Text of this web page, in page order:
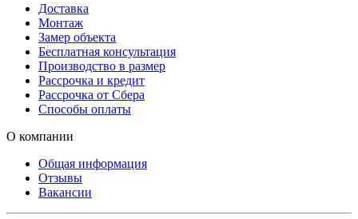
Доставка
Монтаж
Замер объекта
Бесплатная консультация
Производство в размер
Рассрочка и кредит
Рассрочка от Сбера
Способы оплаты
О компании
Общая информация
Отзывы
Вакансии